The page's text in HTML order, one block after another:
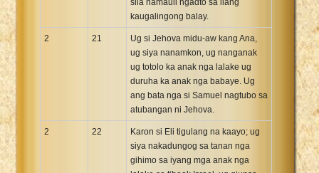
kaugalingong balay.
2 21
Ug si Jehova midu-aw kang Ana,
ug siya nanamkon, ug nanganak
ug totolo ka anak nga lalake ug
duruha ka anak nga babaye. Ug
ang bata nga si Samuel nagtubo sa
atubangan ni Jehova.
2 22
Karon si Eli tigulang na kaayo; ug
siya nakadungog sa tanan nga
gihimo sa iyang mga anak nga